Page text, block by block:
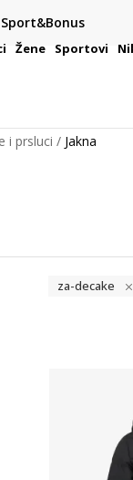
Sport&Bonus
Žene Sportovi
i prsluci Jakna
za-decake